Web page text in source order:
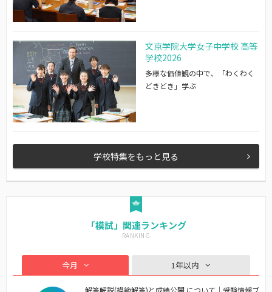
文京学院大学女子中学校 高等
学校2026
多様な価値観の中で、「わくわく
どきどき」学ぶ
学校特集をもっと見る
「模試」関連ランキング
今月 1年以内